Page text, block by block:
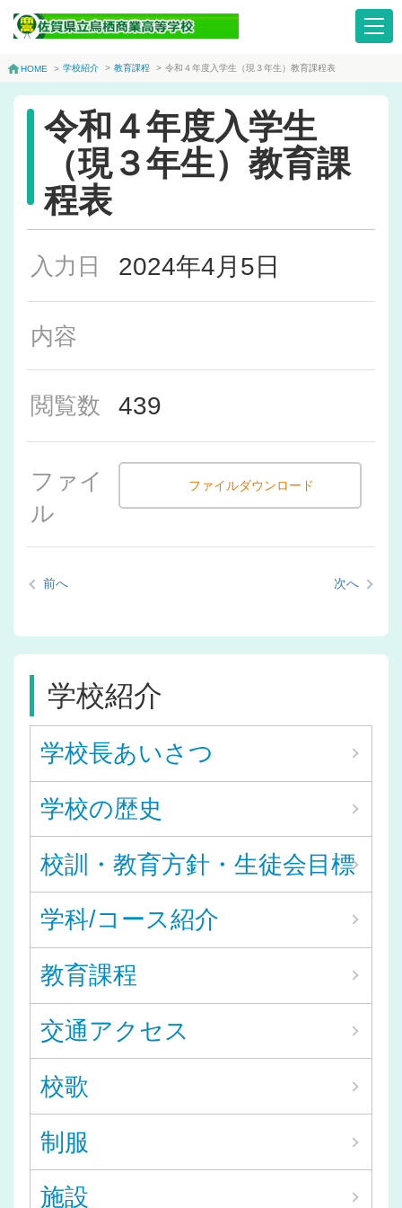
HOME > 学校紹介 > 教育課程 > 令和４年度入学生（現３年生）教育課程表
令和４年度入学生
（現３年生）教育課
程表
入力日 2024年4月5日
内容
閲覧数 439
ファイ
ル
ファイルダウンロード
前へ 次へ
学校紹介
学校長あいさつ
学校の歴史
校訓・教育方針・生徒会目標
学科/コース紹介
教育課程
交通アクセス
校歌
制服
施設